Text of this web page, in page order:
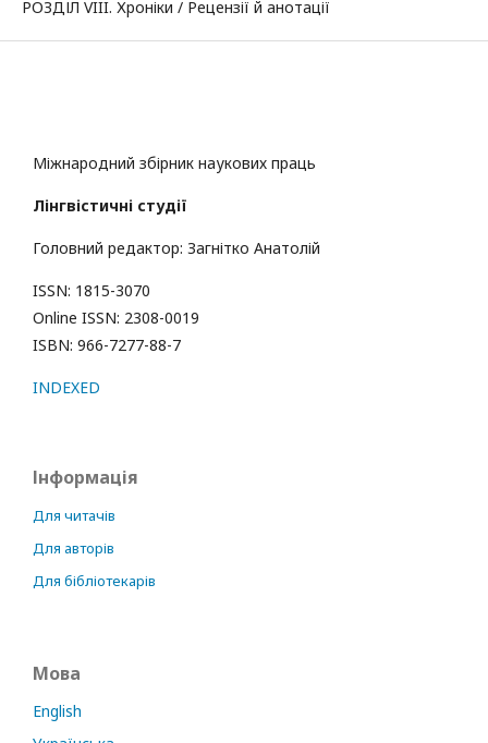
РОЗДІЛ VIII. Хроніки / Рецензії й анотації
Міжнародний збірник наукових праць
Лінгвістичні студії
Головний редактор: Загнітко Анатолій
ISSN: 1815-3070
Online ISSN: 2308-0019
ISBN: 966-7277-88-7
INDEXED
Інформація
Для читачів
Для авторів
Для бібліотекарів
Мова
English